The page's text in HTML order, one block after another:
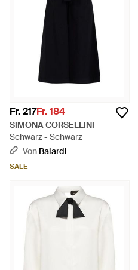
Fr. 217Fr. 184
SIMONA CORSELLINI
Schwarz - Schwarz
Von Balardi
SALE